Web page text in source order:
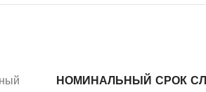
НОМИНАЛЬНЫЙ СРОК